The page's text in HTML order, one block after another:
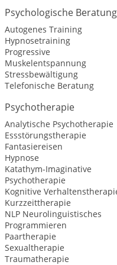
Psychologische Beratung
Autogenes Training
Hypnosetraining
Progressive
Muskelentspannung
Stressbewältigung
Telefonische Beratung
Psychotherapie
Analytische Psychotherapie
Essstörungstherapie
Fantasiereisen
Hypnose
Katathym-Imaginative
Psychotherapie
Kognitive
Kurzzeittherapie
NLP Neurolinguistisches
Programmieren
Paartherapie
Sexualtherapie
Traumatherapie